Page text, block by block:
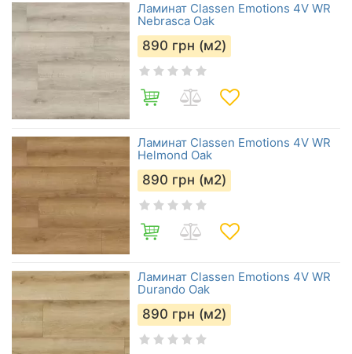
Ламинат Classen Emotions 4V WR
Nebrasca Oak
890 грн (м2)
Ламинат Classen Emotions 4V WR
Helmond Oak
890 грн (м2)
Ламинат Classen Emotions 4V WR
Durando Oak
890 грн (м2)